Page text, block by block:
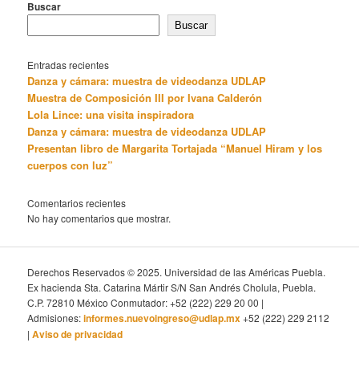
Buscar
Buscar
Entradas recientes
Danza y cámara: muestra de videodanza UDLAP
Muestra de Composición III por Ivana Calderón
Lola Lince: una visita inspiradora
Danza y cámara: muestra de videodanza UDLAP
Presentan libro de Margarita Tortajada “Manuel Hiram y los
cuerpos con luz”
Comentarios recientes
No hay comentarios que mostrar.
Derechos Reservados © 2025. Universidad de las Américas Puebla.
Ex hacienda Sta. Catarina Mártir S/N San Andrés Cholula, Puebla.
C.P. 72810 México Conmutador: +52 (222) 229 20 00 |
Admisiones:informes.nuevoingreso@udlap.mx+52 (222) 229 2112
|Aviso de privacidad